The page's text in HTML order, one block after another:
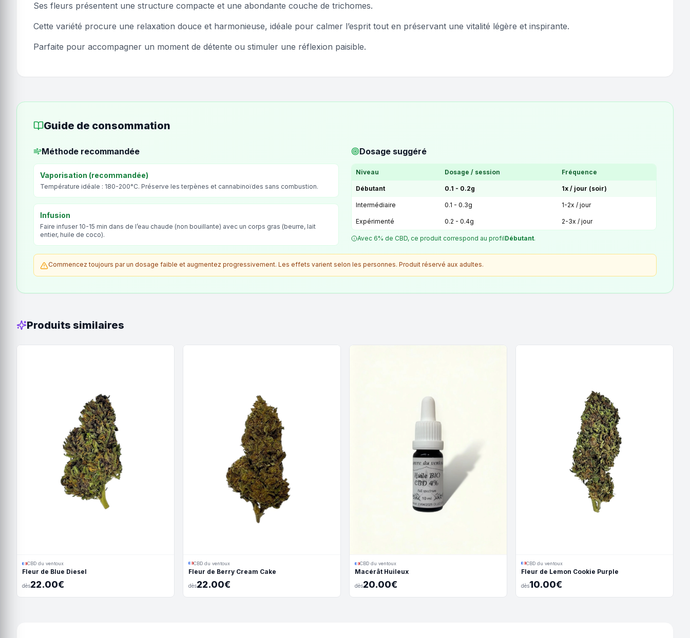
Ses fleurs présentent une structure compacte et une abondante couche de trichomes.
Cette variété procure une relaxation douce et harmonieuse, idéale pour calmer l’esprit tout en préservant une vitalité légère et inspirante.
Parfaite pour accompagner un moment de détente ou stimuler une réflexion paisible.
Guide de consommation
Méthode recommandée
Vaporisation (recommandée)
Température idéale : 180-200°C. Préserve les terpènes et cannabinoïdes sans combustion.
Infusion
Faire infuser 10-15 min dans de l’eau chaude (non bouillante) avec un corps gras (beurre, lait
entier, huile de coco).
Dosage suggéré
Niveau Dosage / session Fréquence
Débutant 0.1 - 0.2g 1x / jour (soir)
Intermédiaire 0.1 - 0.3g 1-2x / jour
Expérimenté 0.2 - 0.4g 2-3x / jour
Avec 6% de CBD, ce produit correspond au profilDébutant.
Commencez toujours par un dosage faible et augmentez progressivement. Les effets varient selon les personnes. Produit réservé aux adultes.
Produits similaires
CBD du ventoux
Fleur de Blue Diesel
dès22.00€
CBD du ventoux
Fleur de Berry Cream Cake
dès22.00€
CBD du ventoux
Macérât Huileux
dès20.00€
CBD du ventoux
Fleur de Lemon Cookie Purple
dès10.00€